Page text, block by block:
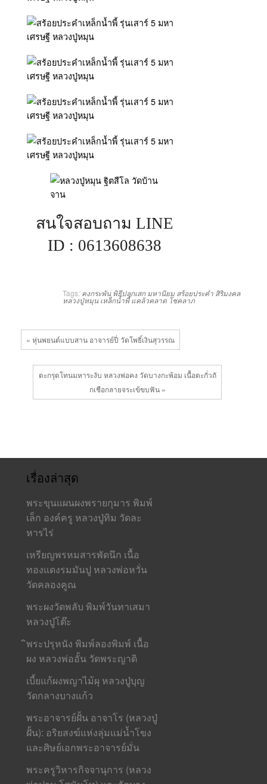
สนใจสอบถาม LINE
ID : 0613608638
Tags: คงกระพัน พิธีปลุกเสก มหานิยม สร้อยประคำ สิริมงคล
หลวงปู่หมุน เหล็กน้ำพี้ แคล้วคลาด โชคลาภ
« หุ่นพยนต์แบบสาน อาจารย์ปี่ วัดโพธิ์เงินสุวรรณ
ตะกรุดโทนมหาระงับ หลวงพ่อคง วัดบางกะพ้อม เนื้อตะกั่วถั
กเชือกลายจระเข้ขบฟัน »
เรื่องล่าสุด
พระขุนแผนผงพรายกุมาร พิมพ์
เล็ก องค์ครู หลวงปู่ทิม วัดละ
หารไร่
เหรียญพรหมสารพัดนึก เนื้อ
ทองแดงรมมันปู หลวงพ่อหวั่น
วัดคลองคูณ
พระผงวัดพลับ พิมพ์วันทาเสมา
หลวงปู่โต๊ะ
ิพระปรุหนัง พิมพ์ลองพิมพ์ เนื้อ
ผง หลวงพ่ออั้น วัดพระญาติ
เบี้ยแก้ผงพญาไม้ผุ หลวงปู่บุญ
วัดกลางบางแก้ว
พระอาจารย์ฝั้น อาจาโร (หลวงปู่
ฝั้น): อริยสงฆ์แห่งลุ่มแม่น้ำโขง
และศิษย์เอกพระอาจารย์มั่น
พระครูวิหารกิจจานุการ (หลวง